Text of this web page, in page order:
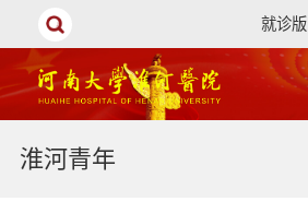
就诊版
淮河青年